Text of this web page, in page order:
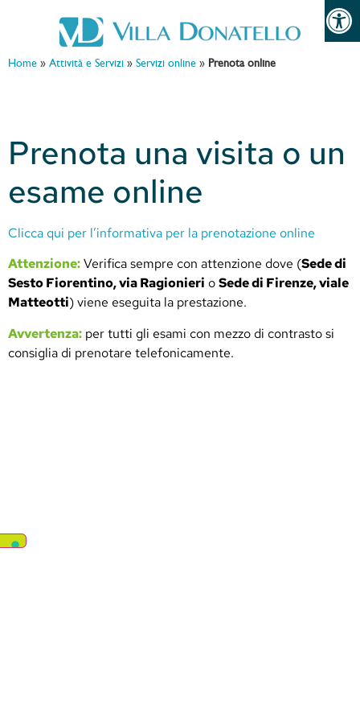
Home » Attività e Servizi » Servizi online » Prenota online
Prenota una visita o un
esame online
Clicca qui per l’informativa per la prenotazione online
Attenzione:Verifica sempre con attenzione dove (Sede di
Sesto Fiorentino, via Ragionieri oSede di Firenze, viale
Matteotti) viene eseguita la prestazione.
Avvertenza: per tutti gli esami con mezzo di contrasto si
consiglia di prenotare telefonicamente.